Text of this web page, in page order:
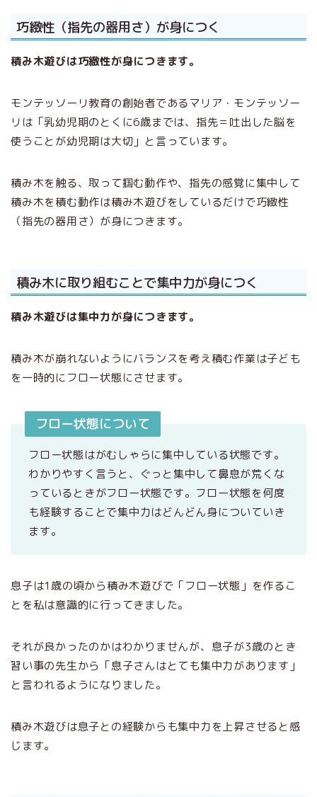
巧緻性（指先の器用さ）が身につく
積み木遊びは巧緻性が身につきます。
モンテッソーリ教育の創始者であるマリア・モンテッソー
リは「乳幼児期のとくに6歳までは、指先＝吐出した脳を
使うことが幼児期は大切」と言っています。
積み木を触る、取って掴む動作や、指先の感覚に集中して
積み木を積む動作は積み木遊びをしているだけで巧緻性
（指先の器用さ）が身につきます。
積み木に取り組むことで集中力が身につく
積み木遊びは集中力が身につきます。
積み木が崩れないようにバランスを考え積む作業は子ども
を一時的にフロー状態にさせます。
フロー状態について
フロー状態はがむしゃらに集中している状態です。
わかりやすく言うと、ぐっと集中して鼻息が荒くな
っているときがフロー状態です。フロー状態を何度
も経験することで集中力はどんどん身についていき
ます。
息子は1歳の頃から積み木遊びで「フロー状態」を作るこ
とを私は意識的に行ってきました。
それが良かったのかはわかりませんが、息子が3歳のとき
習い事の先生から「息子さんはとても集中力があります」
と言われるようになりました。
積み木遊びは息子との経験からも集中力を上昇させると感
じます。